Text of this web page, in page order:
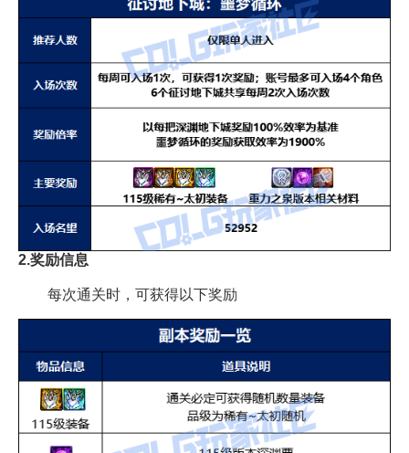
2.奖励信息
每次通关时，可获得以下奖励